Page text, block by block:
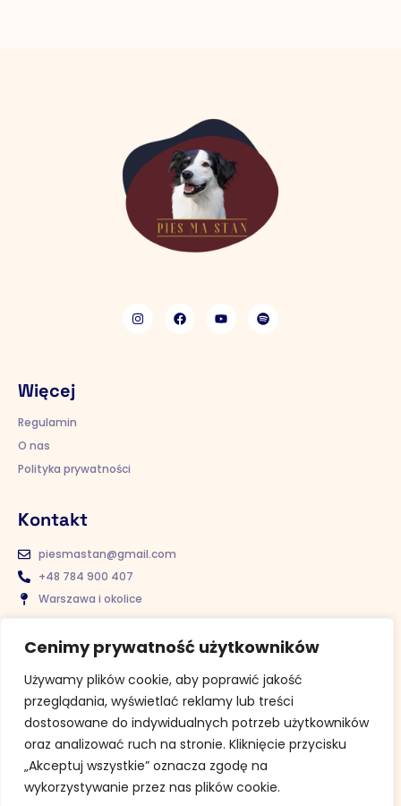
Cenimy prywatność użytkowników
Używamy plików cookie, aby poprawić jakość
przeglądania, wyświetlać reklamy lub treści
dostosowane do indywidualnych potrzeb użytkowników
oraz analizować ruch na stronie. Kliknięcie przycisku
„Akceptuj wszystkie” oznacza zgodę na
wykorzystywanie przez nas plików cookie.
Więcej
Regulamin
O nas
Polityka prywatności
Kontakt
piesmastan@gmail.com
+48 784 900 407
Warszawa i okolice
Usługi
Psi Behawiorysta online – Konsultacja Behawioralna Online
Konsultacja spacerowa
Przygotowanie do pojawienia się psa w domu
Spacer socjalizacyjny Warszawa
Spacerowe Warsztaty Psiej Komunikacji (SWPK)